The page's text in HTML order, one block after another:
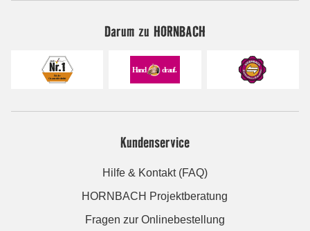
Darum zu HORNBACH
Kundenservice
Hilfe & Kontakt (FAQ)
HORNBACH Projektberatung
Fragen zur Onlinebestellung